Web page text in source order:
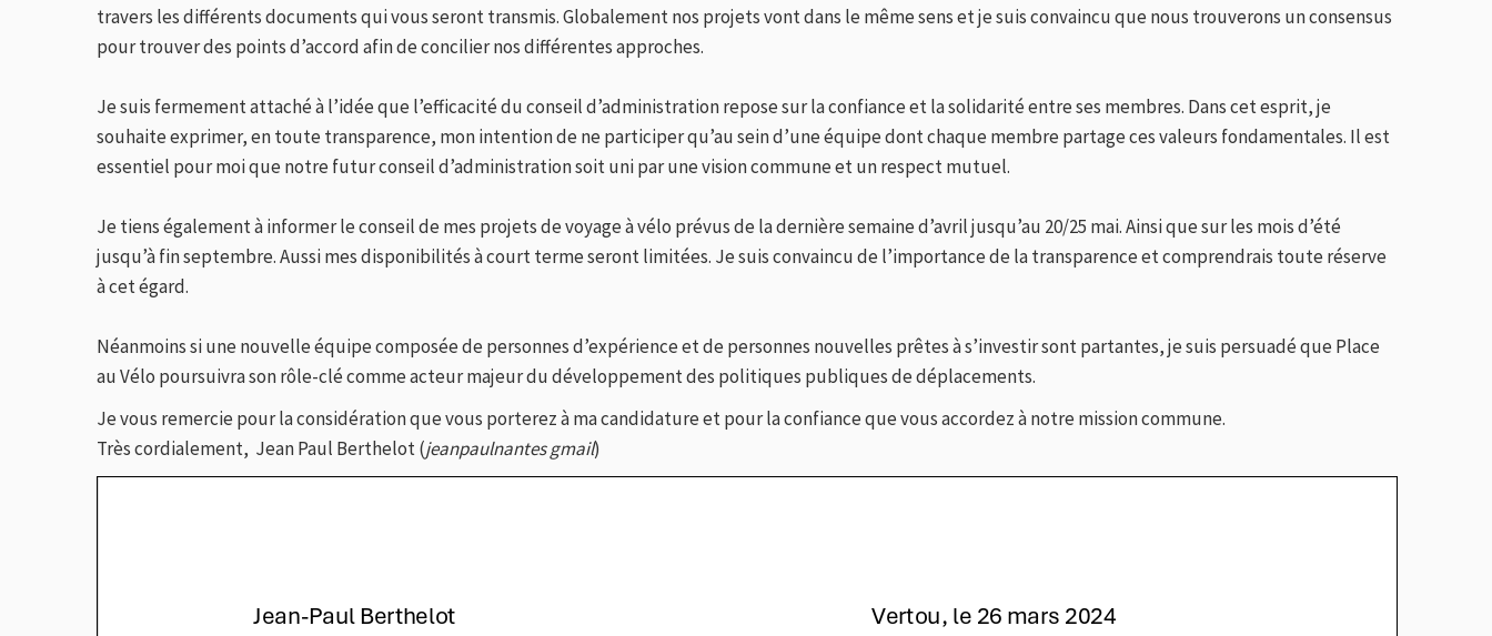
travers les différents documents qui vous seront transmis. Globalement nos projets vont dans le même sens et je suis convaincu que nous trouverons un consensus
pour trouver des points d’accord afin de concilier nos différentes approches.
Je suis fermement attaché à l’idée que l’efficacité du conseil d’administration repose sur la confiance et la solidarité entre ses membres. Dans cet esprit, je
souhaite exprimer, en toute transparence, mon intention de ne participer qu’au sein d’une équipe dont chaque membre partage ces valeurs fondamentales. Il est
essentiel pour moi que notre futur conseil d’administration soit uni par une vision commune et un respect mutuel.
Je tiens également à informer le conseil de mes projets de voyage à vélo prévus de la dernière semaine d’avril jusqu’au 20/25 mai. Ainsi que sur les mois d’été
jusqu’à fin septembre. Aussi mes disponibilités à court terme seront limitées. Je suis convaincu de l’importance de la transparence et comprendrais toute réserve
à cet égard.
Néanmoins si une nouvelle équipe composée de personnes d’expérience et de personnes nouvelles prêtes à s’investir sont partantes, je suis persuadé que Place
au Vélo poursuivra son rôle-clé comme acteur majeur du développement des politiques publiques de déplacements.
Je vous remercie pour la considération que vous porterez à ma candidature et pour la confiance que vous accordez à notre mission commune.
Très cordialement, Jean Paul Berthelot (jeanpaulnantes gmail)